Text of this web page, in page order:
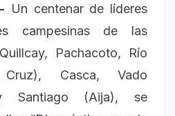
Un centenar de líderes
campesinas de las
Pachacoto, Río
Casca, Vado
y Santiago (Aija), se